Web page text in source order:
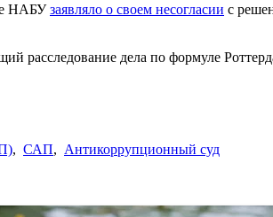
НАБУзаявляло о своем несогласии с
расследование дела по формуле
, САП, Антикоррупционный суд